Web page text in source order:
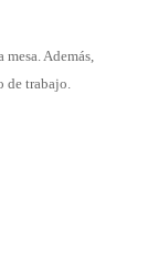
Además,
de trabajo.